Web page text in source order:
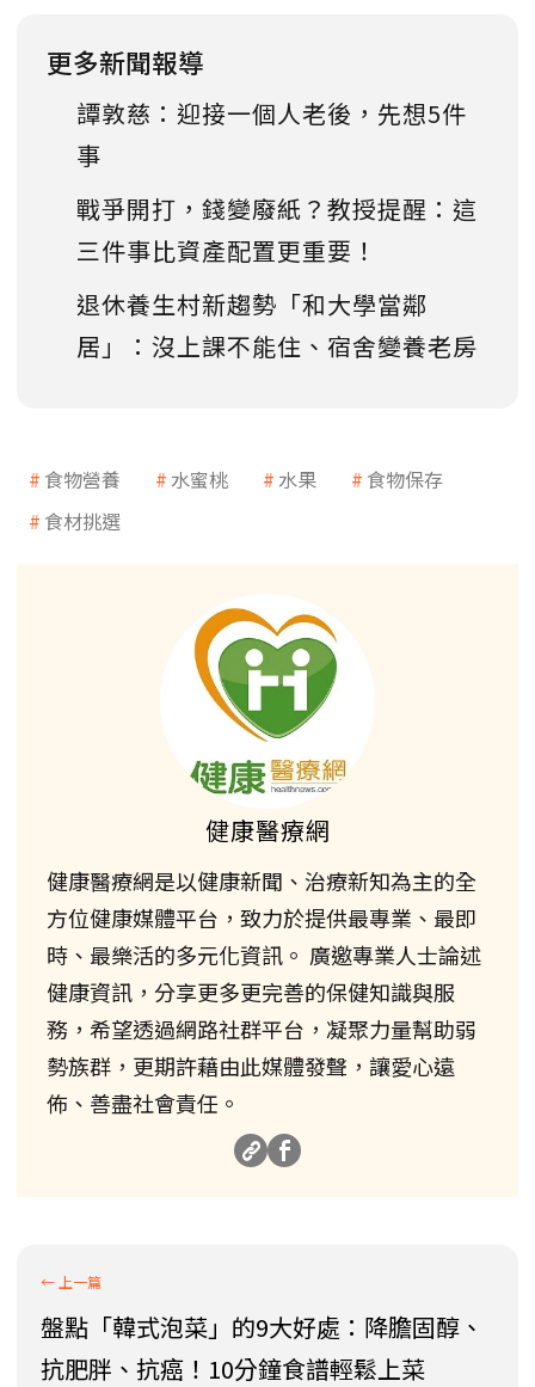
更多新聞報導
譚敦慈：迎接一個人老後，先想5件
事
戰爭開打，錢變廢紙？教授提醒：這
三件事比資產配置更重要！
退休養生村新趨勢「和大學當鄰
居」：沒上課不能住、宿舍變養老房
食物營養 水蜜桃 水果
食物保存
食材挑選
健康醫療網
健康醫療網是以健康新聞、治療新知為主的全
方位健康媒體平台，致力於提供最專業、最即
時、最樂活的多元化資訊。 廣邀專業人士論述
健康資訊，分享更多更完善的保健知識與服
務，希望透過網路社群平台，凝聚力量幫助弱
勢族群，更期許藉由此媒體發聲，讓愛心遠
佈、善盡社會責任。
盤點「韓式泡菜」的9大好處：降膽固醇、
抗肥胖、抗癌！10分鐘食譜輕鬆上菜